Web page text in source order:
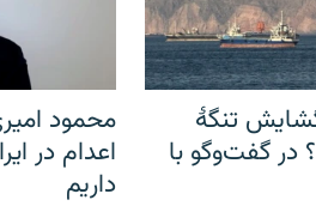
تنگهٔ
در گفت‌وگو با
محمود
اعدام در
داریم